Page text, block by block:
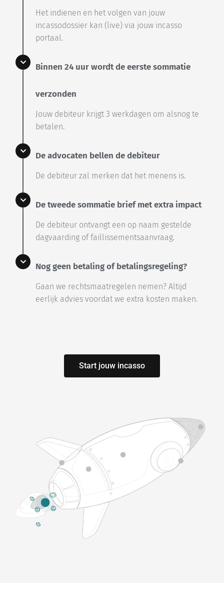
Het indienen en het volgen van jouw
incassodossier kan (live) via jouw incasso
portaal.
Binnen 24 uur wordt de eerste sommatie
verzonden
Jouw debiteur krijgt 3 werkdagen om alsnog te
betalen.
De advocaten bellen de debiteur
De debiteur zal merken dat het menens is.
De tweede sommatie brief met extra impact
De debiteur ontvangt een op naam gestelde
dagvaarding of faillissementsaanvraag.
Nog geen betaling of betalingsregeling?
Gaan we rechtsmaatregelen nemen? Altijd
eerlijk advies voordat we extra kosten maken.
Start jouw incasso